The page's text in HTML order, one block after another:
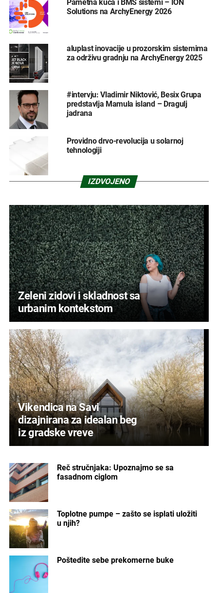
Pametna kuća i BMS sistemi – ION
Solutions na ArchyEnergy 2026
aluplast inovacije u prozorskim sistemima
za održivu gradnju na ArchyEnergy 2025
#intervju: Vladimir Niktović, Besix Grupa
predstavlja Mamula island – Dragulj
jadrana
Providno drvo-revolucija u solarnoj
tehnologiji
IZDVOJENO
Zeleni zidovi i skladnost sa
urbanim kontekstom
Vikendica na Savi
dizajnirana za idealan beg
iz gradske vreve
Reč stručnjaka: Upoznajmo se sa
fasadnom ciglom
Toplotne pumpe – zašto se isplati uložiti
u njih?
Poštedite sebe prekomerne buke